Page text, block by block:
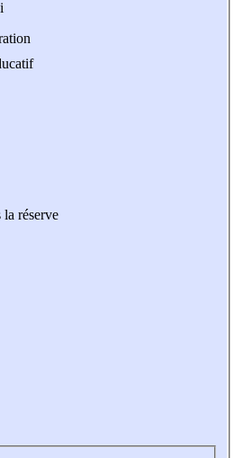
la réserve